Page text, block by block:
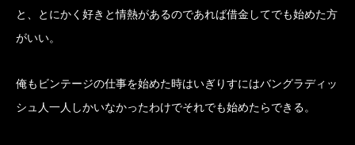
と、とにかく好きと情熱があるのであれば借金してでも始めた方
がいい。
俺もビンテージの仕事を始めた時はいぎりすにはバングラディッ
シュ人一人しかいなかったわけでそれでも始めたらできる。